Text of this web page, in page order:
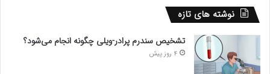
نوشته های تازه
تشخیص سندرم پرادر-ویلی چگونه انجام می‌شود؟
4 روز پیش